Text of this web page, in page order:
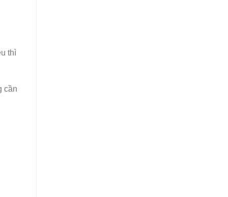
thì
cần